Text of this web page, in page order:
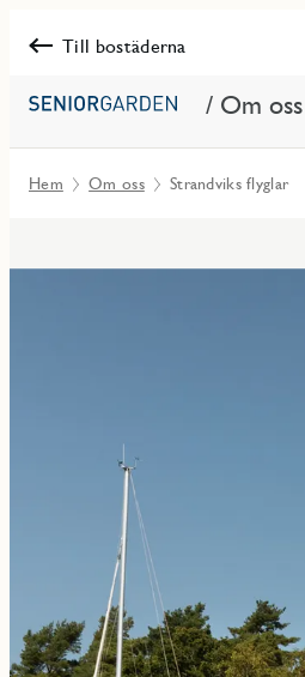
Till bostäderna
/ Om oss
Hem Om oss Strandviks flyglar